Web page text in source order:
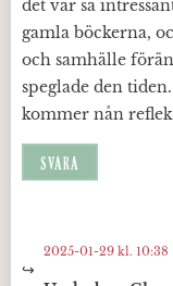
det var så
gamla böckerna,
och samhälle
speglade den
kommer nån
SVARA
2025-01-29 kl. 10:38